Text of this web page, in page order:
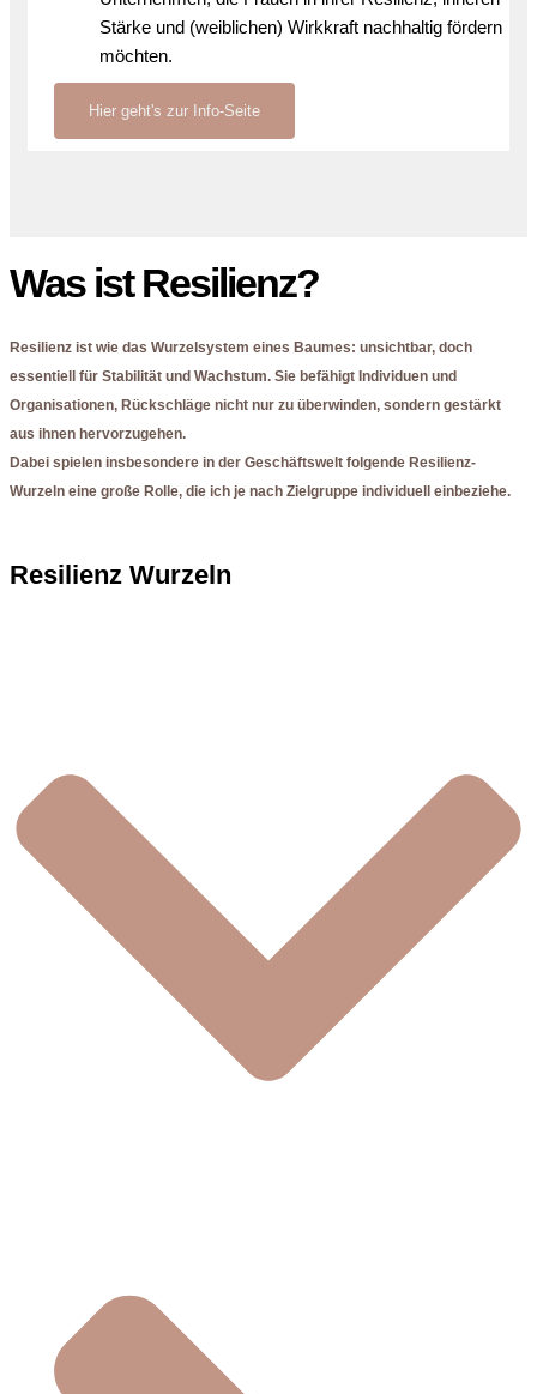
Stärke und (weiblichen) Wirkkraft nachhaltig fördern
möchten.
Hier geht's zur Info-Seite
Was ist Resilienz?
Resilienz ist wie das Wurzelsystem eines Baumes: unsichtbar, doch
essentiell für Stabilität und Wachstum. Sie befähigt Individuen und
Organisationen, Rückschläge nicht nur zu überwinden, sondern gestärkt
aus ihnen hervorzugehen.
Dabei spielen insbesondere in der Geschäftswelt folgende Resilienz-
Wurzeln eine große Rolle, die ich je nach Zielgruppe individuell einbeziehe.
Resilienz Wurzeln